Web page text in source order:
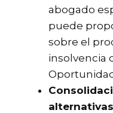
abogado
puede
sobre el
insolvencia
alternativas